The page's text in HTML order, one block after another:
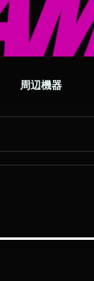
周辺機器